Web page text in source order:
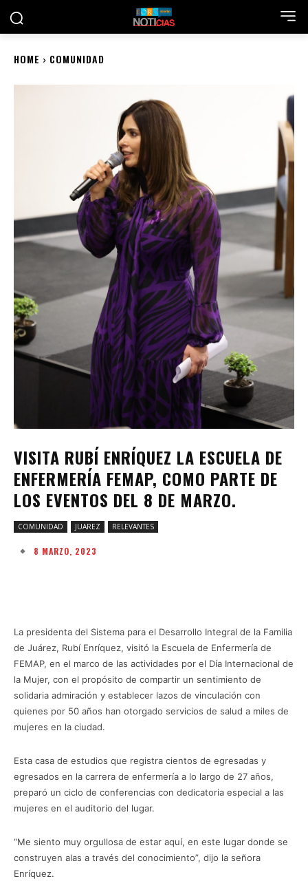
HOME COMUNIDAD
VISITA RUBÍ ENRÍQUEZ LA ESCUELA DE
ENFERMERÍA FEMAP, COMO PARTE DE
LOS EVENTOS DEL 8 DE MARZO.
COMUNIDAD JUAREZ RELEVANTES
8 MARZO, 2023
La presidenta del Sistema para el Desarrollo Integral de la Familia
de Juárez, Rubí Enríquez, visitó la Escuela de Enfermería de
FEMAP, en el marco de las actividades por el Día Internacional de
la Mujer, con el propósito de compartir un sentimiento de
solidaria admiración y establecer lazos de vinculación con
quienes por 50 años han otorgado servicios de salud a miles de
mujeres en la ciudad.
Esta casa de estudios que registra cientos de egresadas y
egresados en la carrera de enfermería a lo largo de 27 años,
preparó un ciclo de conferencias con dedicatoria especial a las
mujeres en el auditorio del lugar.
“Me siento muy orgullosa de estar aquí, en este lugar donde se
construyen alas a través del conocimiento”, dijo la señora
Enríquez.